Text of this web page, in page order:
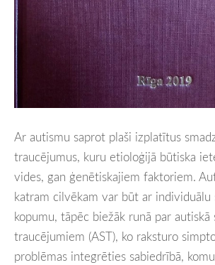
Ar autismu saprot plaši izplatītus
traucējumus, kuru etioloģijā būtiska
vides, gan ģenētiskajiem faktoriem.
katram cilvēkam var būt ar individuālu
kopumu, tāpēc biežāk runā par autiskā
traucējumiem (AST), ko raksturo
problēmas integrēties sabiedrībā,